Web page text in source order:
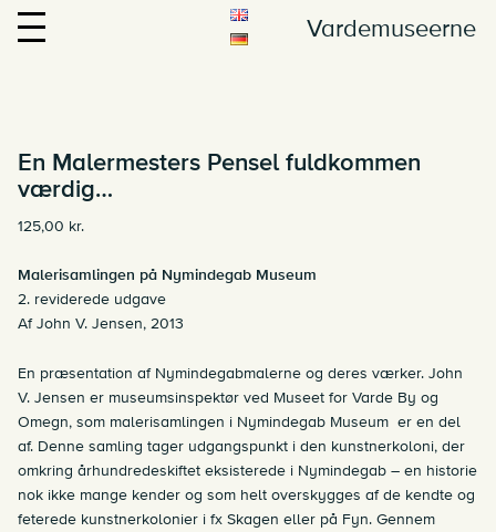
Vardemuseerne
En Malermesters Pensel fuldkommen
værdig…
125,00 kr.
Malerisamlingen på Nymindegab Museum
2. reviderede udgave
Af John V. Jensen, 2013
En præsentation af Nymindegabmalerne og deres værker. John
V. Jensen er museumsinspektør ved Museet for Varde By og
Omegn, som malerisamlingen i Nymindegab Museum er en del
af. Denne samling tager udgangspunkt i den kunstnerkoloni, der
omkring århundredeskiftet eksisterede i Nymindegab – en historie
nok ikke mange kender og som helt overskygges af de kendte og
feterede kunstnerkolonier i fx Skagen eller på Fyn. Gennem